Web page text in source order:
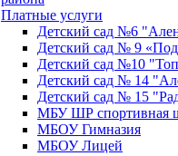
Платные услуги
Детский сад №6
Детский сад № 9
Детский сад №10
Детский сад № 14
Детский сад № 15
МБУ ШР спортивная
МБОУ Гимназия
МБОУ Лицей